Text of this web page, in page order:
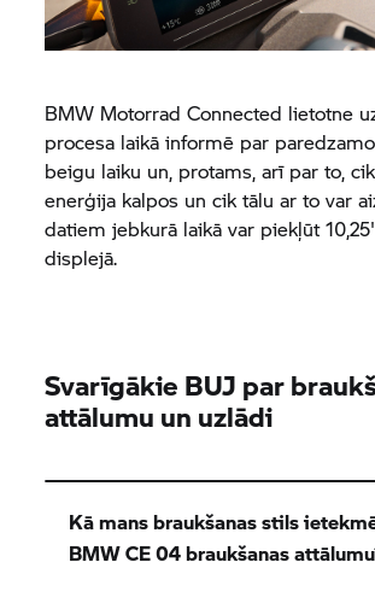
BMW Motorrad Connected lietotne
procesa laikā informē par
beigu laiku un, protams, arī par to,
enerģija kalpos un cik tālu ar to var
datiem jebkurā laikā var piekļūt
displejā.
Svarīgākie BUJ par
attālumu un uzlādi
Kā mans braukšanas stils
BMW CE 04braukšanas